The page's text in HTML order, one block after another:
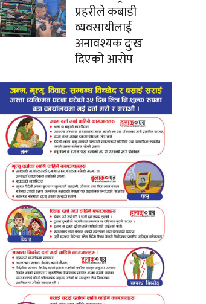
प्रहरीले कबाडी
व्यवसायीलाई
अनावश्यक दुःख
दिएको आरोप